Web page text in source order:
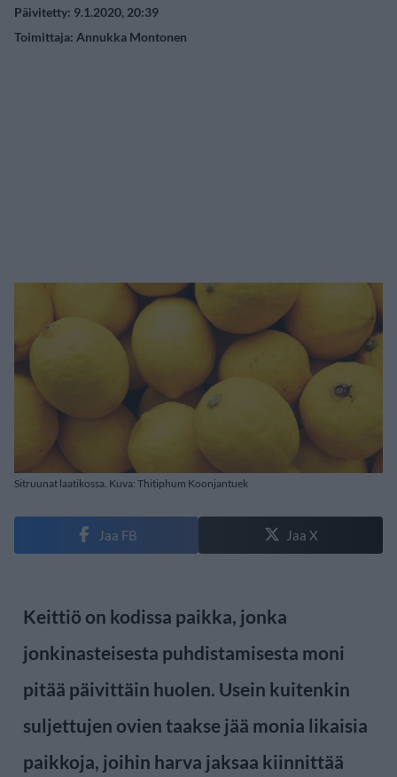
Päivitetty: 9.1.2020, 20:39
Toimittaja: Annukka Montonen
Sitruunat laatikossa. Kuva: Thitiphum Koonjantuek
Jaa FB Jaa X
Keittiö on kodissa paikka, jonka
jonkinasteisesta puhdistamisesta moni
pitää päivittäin huolen. Usein kuitenkin
suljettujen ovien taakse jää monia likaisia
paikkoja, joihin harva jaksaa kiinnittää